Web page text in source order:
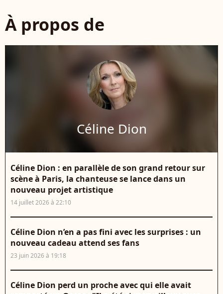
À propos de
Céline Dion
Céline Dion : en parallèle de son grand retour sur
scène à Paris, la chanteuse se lance dans un
nouveau projet artistique
14 juillet 2026 à 22:10
Céline Dion n’en a pas fini avec les surprises : un
nouveau cadeau attend ses fans
23 juin 2026 à 19:18
Céline Dion perd un proche avec qui elle avait